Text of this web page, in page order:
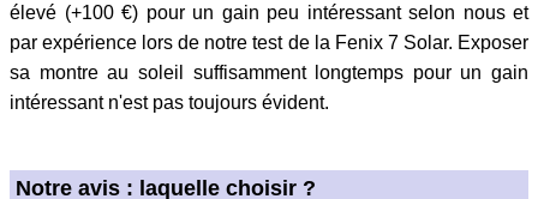
élevé (+100 €) pour un gain peu intéressant selon nous et
par expérience lors de notre test de la Fenix 7 Solar. Exposer
sa montre au soleil suffisamment longtemps pour un gain
intéressant n'est pas toujours évident.
Notre avis : laquelle choisir ?